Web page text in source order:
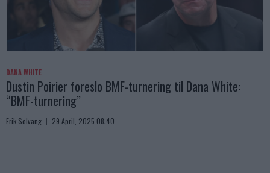
DANA WHITE
Dustin Poirier foreslo BMF-turnering til Dana White:
“BMF-turnering”
Erik Solvang 29 April, 2025 08:40